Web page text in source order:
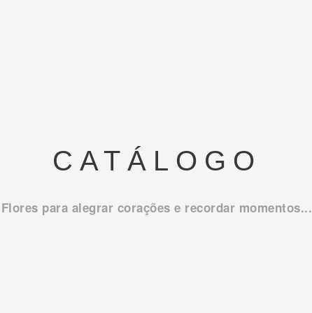
CATÁLOGO
Flores para alegrar corações e recordar momentos...